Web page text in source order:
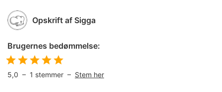
Opskrift af Sigga
Brugernes bedømmelse:
5,0 – 1 stemmer – Stem her